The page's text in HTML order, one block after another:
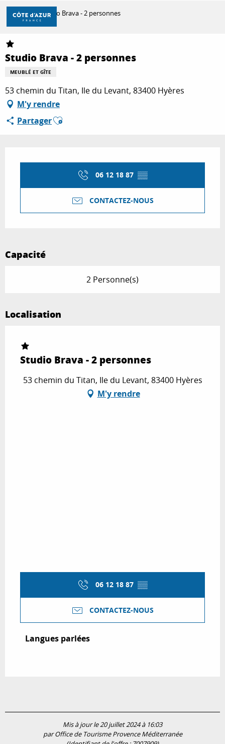
Aller
contenu
principal
DÉCOUVRIR
À FAIRE
SÉJOURNER
Accueil Studio Brava - 2 personnes
Studio Brava - 2 personnes
MEUBLÉ ET GÎTE
53 chemin du Titan, Ile du Levant, 83400 Hyères
M'y rendre
PartagerAjouter aux favoris
06 12 18 87 ▒▒
CONTACTEZ-NOUS
Capacité
2 Personne(s)
Localisation
Studio Brava - 2 personnes
53 chemin du Titan, Ile du Levant, 83400 Hyères
M'y rendre
06 12 18 87 ▒▒
CONTACTEZ-NOUS
Langues parlées
Langues parlées
Mis à jour le 20 juillet 2024 à 16:03
par Office de Tourisme Provence Méditerranée